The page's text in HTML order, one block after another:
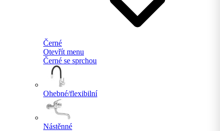
Černé
Otevřít menu
Černé se sprchou
Ohebné/flexibilní
Nástěnné